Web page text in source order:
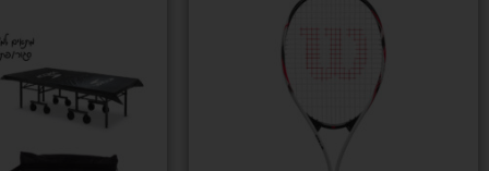
מספר
ניתן
לבחור